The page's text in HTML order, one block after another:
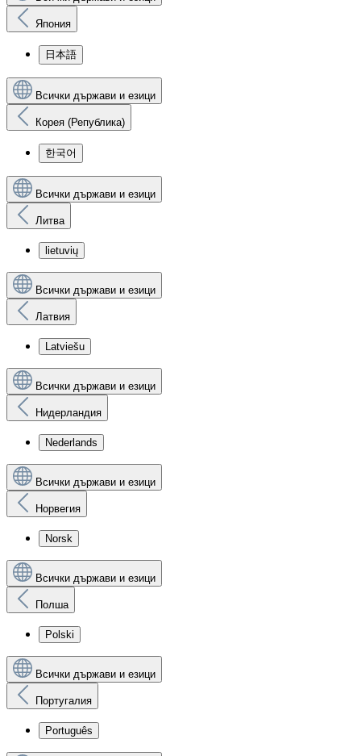
Япония
日本語
Всички държави и езици
Корея (Република)
한국어
Всички държави и езици
Литва
lietuvių
Всички държави и езици
Латвия
Latviešu
Всички държави и езици
Нидерландия
Nederlands
Всички държави и езици
Норвегия
Norsk
Всички държави и езици
Полша
Polski
Всички държави и езици
Португалия
Português